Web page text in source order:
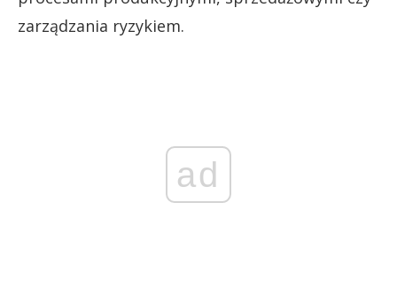
zarządzania ryzykiem.
ad